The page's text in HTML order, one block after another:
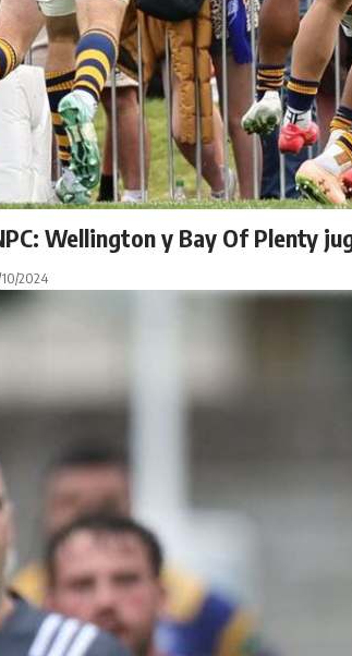
Wellington y Bay Of Plenty
2024